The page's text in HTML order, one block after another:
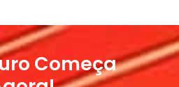
Começa